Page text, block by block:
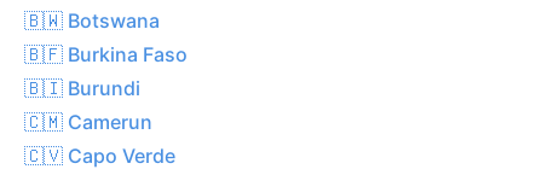
🇧🇼 Botswana
🇧🇫 Burkina Faso
🇧🇮 Burundi
🇨🇲 Camerun
🇨🇻 Capo Verde